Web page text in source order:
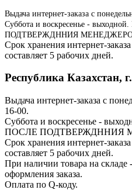
Выдача интернет-заказа с
Суббота и воскресенье -
ПОДТВЕРЖДННИЯ
Срок хранения интернет-
составляет 5 рабочих дней.
Республика Казахстан,
Выдача интернет-заказа с
16-00.
Суббота и воскресенье -
ПОСЛЕ ПОДТВЕРЖДННИЯ
Срок хранения интернет-
составляет 5 рабочих дней.
При наличии товара на
оформления заказа.
Оплата по Q-коду.